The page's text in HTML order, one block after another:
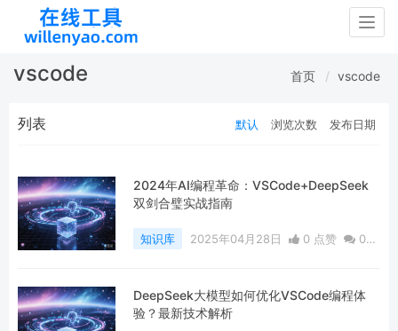
vscode 首页 vscode
列表 默认 浏览次数 发布日期
2024年AI编程革命：VSCode+DeepSeek
双剑合璧实战指南
知识库 2025年04月28日 0 点赞
0
DeepSeek大模型如何优化VSCode编程体
验？最新技术解析